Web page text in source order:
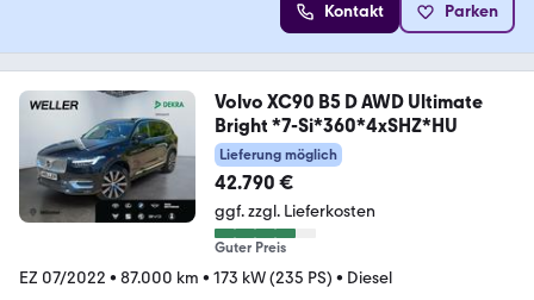
Kontakt Parken
Volvo XC90 B5 D AWD Ultimate
Bright *7-Si*360*4xSHZ*HU
Lieferung möglich
42.790 €
ggf. zzgl. Lieferkosten
Guter Preis
EZ 07/2022 • 87.000 km • 173 kW (235 PS) • Diesel